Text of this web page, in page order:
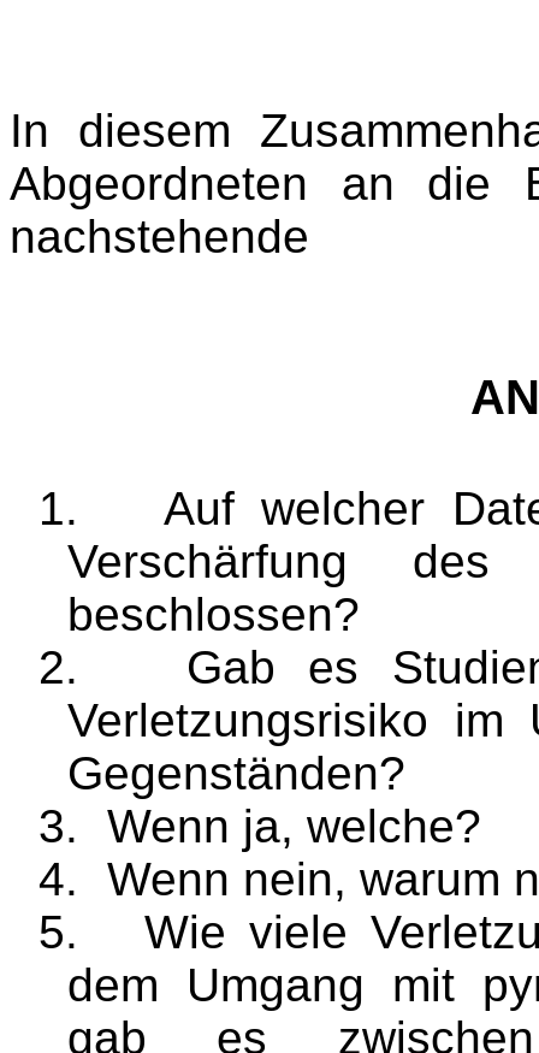
In diesem
Abgeordneten an die
nachstehende
1.
Auf welcher
Verschärfung des
beschlossen?
2.
Gab es
Verletzungsrisiko im
Gegenständen?
3.
Wenn ja, welche?
4.
Wenn nein, warum
5.
Wie viele
dem Umgang mit
gab es